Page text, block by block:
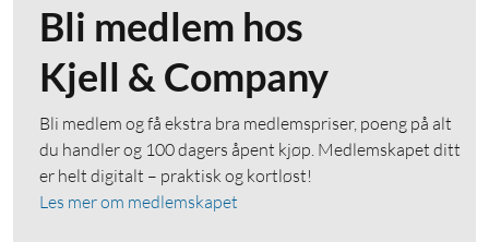
Bli medlem hos
Kjell & Company
Bli medlem og få ekstra bra medlemspriser, poeng på alt
du handler og 100 dagers åpent kjøp. Medlemskapet ditt
er helt digitalt – praktisk og kortløst!
Les mer om medlemskapet